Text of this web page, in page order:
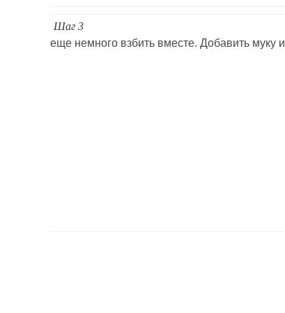
Шаг 3
еще немного взбить вместе. Добавить муку и